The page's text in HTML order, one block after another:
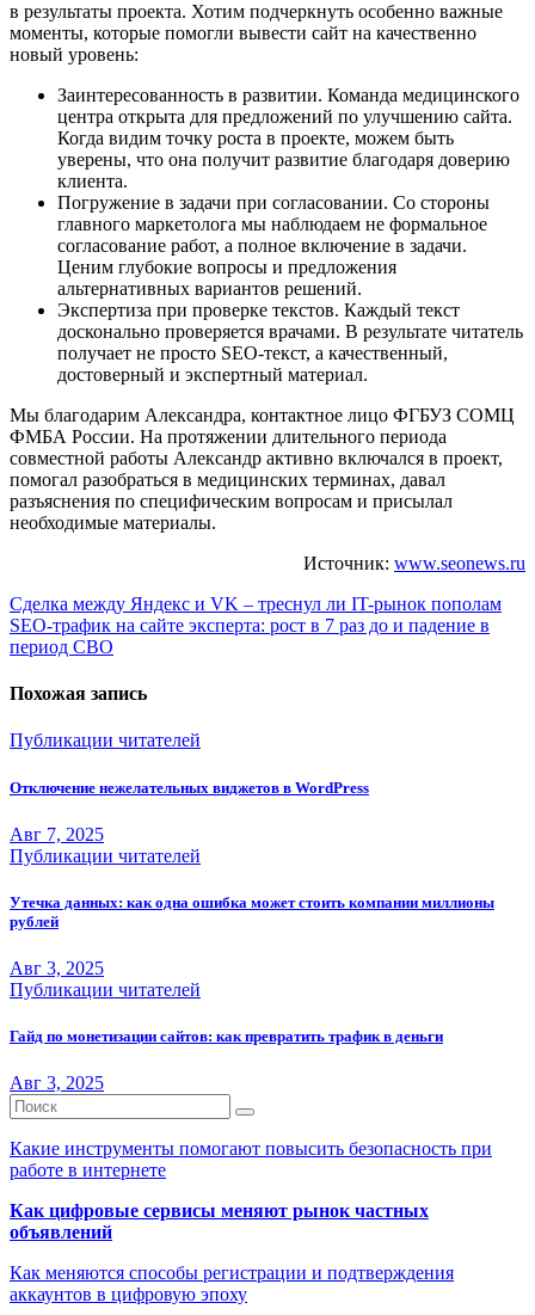
в результаты проекта. Хотим подчеркнуть особенно важные
моменты, которые помогли вывести сайт на качественно
новый уровень:
Заинтересованность в развитии. Команда медицинского
центра открыта для предложений по улучшению сайта.
Когда видим точку роста в проекте, можем быть
уверены, что она получит развитие благодаря доверию
клиента.
Погружение в задачи при согласовании. Со стороны
главного маркетолога мы наблюдаем не формальное
согласование работ, а полное включение в задачи.
Ценим глубокие вопросы и предложения
альтернативных вариантов решений.
Экспертиза при проверке текстов. Каждый текст
досконально проверяется врачами. В результате читатель
получает не просто SEO-текст, а качественный,
достоверный и экспертный материал.
Мы благодарим Александра, контактное лицо ФГБУЗ СОМЦ
ФМБА России. На протяжении длительного периода
совместной работы Александр активно включался в проект,
помогал разобраться в медицинских терминах, давал
разъяснения по специфическим вопросам и присылал
необходимые материалы.
Источник: www.seonews.ru
Навигация
по
Сделка между Яндекс и VK – треснул ли IT-рынок пополам
SEO-трафик на сайте эксперта: рост в 7 раз до и падение в
период СВО
Похожая запись
Публикации читателей
Отключение нежелательных виджетов в WordPress
Авг 7, 2025
Публикации читателей
Утечка данных: как одна ошибка может стоить компании миллионы
рублей
Авг 3, 2025
Публикации читателей
Гайд по монетизации сайтов: как превратить трафик в деньги
Авг 3, 2025
Какие инструменты помогают повысить безопасность при
работе в интернете
Как цифровые сервисы меняют рынок частных
объявлений
Как меняются способы регистрации и подтверждения
аккаунтов в цифровую эпоху